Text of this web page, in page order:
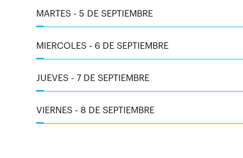
MARTES - 5 DE SEPTIEMBRE
MIERCOLES - 6 DE SEPTIEMBRE
JUEVES - 7 DE SEPTIEMBRE
VIERNES - 8 DE SEPTIEMBRE